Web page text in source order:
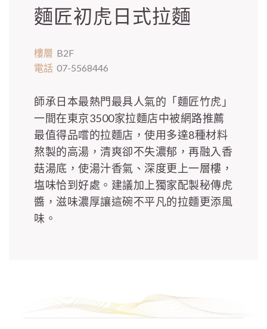
麵匠初虎日式拉麵
樓層 B2F
電話 07-5568446
師承日本最熱門最具人氣的「麵匠竹虎」
一間在東京3500家拉麵店中被網路推薦
最值得品嚐的拉麵店，使用多達8種材料
熬製的高湯，清爽卻不失濃郁，再融入香
菇湯底，使湯汁香氣、深度更上一層樓，
塩味恰到好處。建議加上獨家配製秘傳虎
醬，滋味濃厚讓這碗不平凡的拉麵更添風
味。